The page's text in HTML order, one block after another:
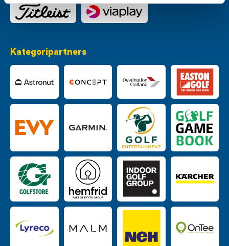
Kategoripartners